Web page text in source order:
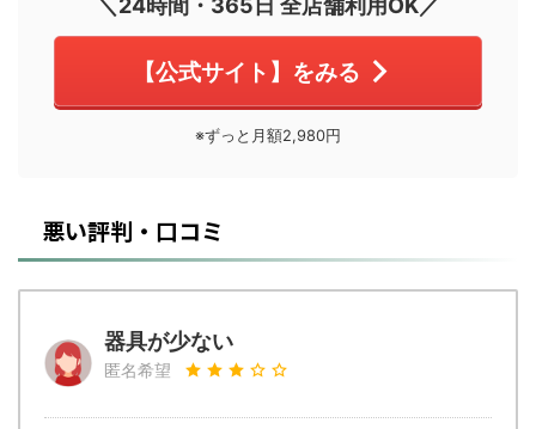
＼24時間・365日 全店舗利用OK／
【公式サイト】をみる
※ずっと月額2,980円
悪い評判・口コミ
器具が少ない
匿名希望